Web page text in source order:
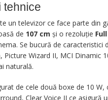
tehnice
un televizor ce face parte din
de 107 cm și o rezoluție
Se bucură de caracteristici
Picture Wizard II, MCI Dinamic
naturală.
de cele două boxe de 10
Clear Voice II ce asigură